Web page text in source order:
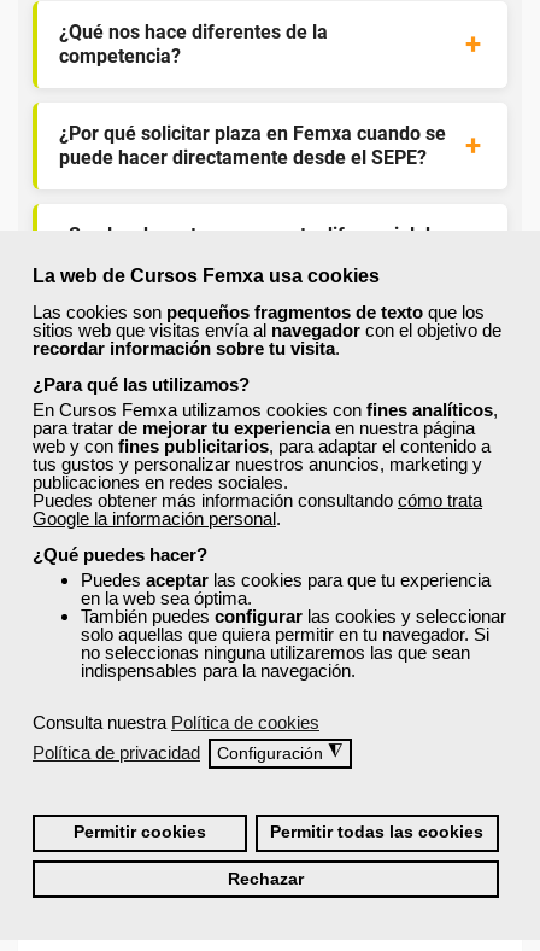
La web de Cursos Femxa usa cookies
Las cookies son pequeños fragmentos de texto que los
sitios web que visitas envía al navegador con el objetivo de
recordar información sobre tu visita.
¿Para qué las utilizamos?
En Cursos Femxa utilizamos cookies con fines analíticos,
para tratar de mejorar tu experienciaen nuestra página
web y con fines publicitarios, para adaptar el contenido a
tus gustos y personalizar nuestros anuncios, marketing y
publicaciones en redes sociales.
Puedes obtener más información consultando cómo trata
Google la información personal.
¿Qué puedes hacer?
Puedes aceptar las cookies para que tu experiencia
en la web sea óptima.
También puedes configurar las cookies y seleccionar
solo aquellas que quiera permitir en tu navegador. Si
no seleccionas ninguna utilizaremos las que sean
indispensables para la navegación.
Consulta nuestra Política de cookies
Política de privacidad
Configuración ◮
Permitir cookies Permitir todas las cookies
Rechazar
¿Qué nos hace diferentes de la
competencia?
¿Por qué solicitar plaza en Femxa cuando se
puede hacer directamente desde el SEPE?
¿Son los docentes un aspecto diferencial de
¿Los cursos de Femxa son prácticos y tienen
temario actualizado?
¿Qué ofrece Femxa al alumno una vez
finaliza su formación?
gratuito?
¡Únete a la Comunidad Femxa!
este curso está cerradoy no hay plazas
Si todavía no tienes cuenta de usuario,regístrate, indicando
tu sector profesional y tus preferencias formativas. Si ya
estás registrado, inicia sesión a continuación y filtra tu
búsqueda para encontrar los cursos que se ajusten a tu